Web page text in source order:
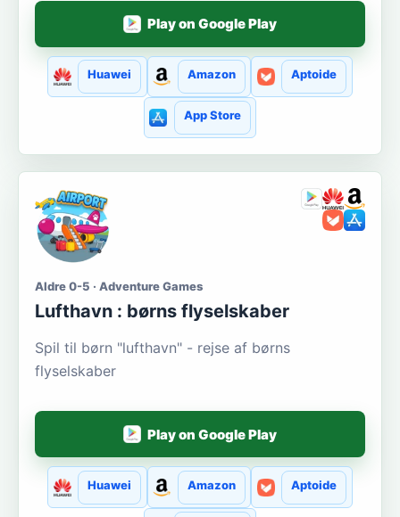
Play on Google Play
Huawei Amazon Aptoide
App Store
Aldre 0-5 · Adventure Games
Lufthavn : børns flyselskaber
Spil til børn "lufthavn" - rejse af børns
flyselskaber
Play on Google Play
Huawei Amazon Aptoide